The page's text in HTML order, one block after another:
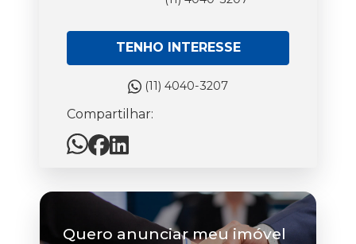
TENHO INTERESSE
(11) 4040-3207
Compartilhar:
Quero anunciar meu imóvel